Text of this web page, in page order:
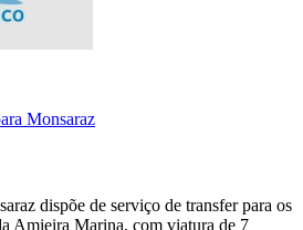
Monsaraz
dispõe de serviço de transfer para os
Amieira Marina, com viatura de 7